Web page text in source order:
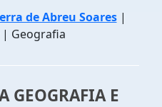
de Abreu Soares|
| Geografia
GEOGRAFIA E